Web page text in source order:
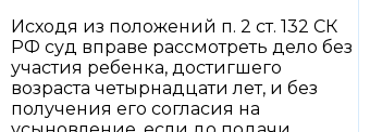
Исходя из положений п. 2 ст. 132 СК
РФ суд вправе рассмотреть дело без
участия ребенка, достигшего
возраста четырнадцати лет, и без
получения его согласия на